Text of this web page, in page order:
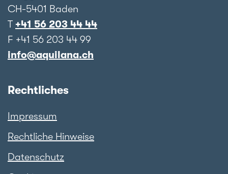
CH-5401 Baden
T +41 56 203 44 44
F +41 56 203 44 99
info@aquilana.ch
Rechtliches
Impressum
Rechtliche Hinweise
Datenschutz